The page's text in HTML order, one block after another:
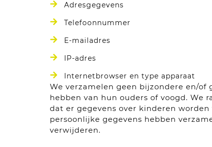
Adresgegevens
Telefoonnummer
E-mailadres
IP-adres
Internetbrowser en type apparaat
We verzamelen geen bijzondere en/of
hebben van hun ouders of voogd.
dat er gegevens over kinderen
persoonlijke gegevens hebben
verwijderen.